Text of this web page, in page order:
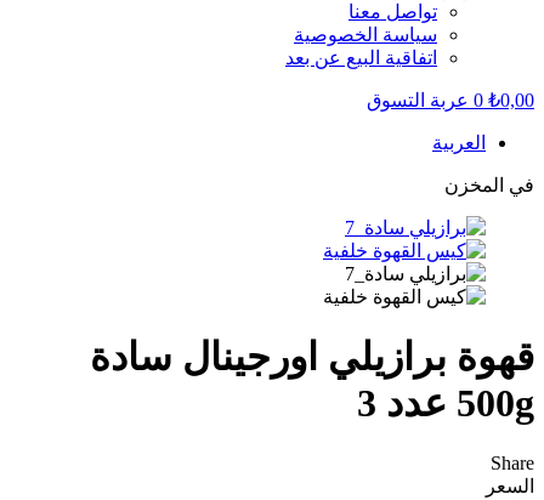
تواصل معنا
سياسة الخصوصية
اتفاقية البيع عن بعد
₺0,00
0 عربة التسوق
العربية
في المخزن
قهوة برازيلي اورجينال سادة
500g عدد 3
Share
السعر